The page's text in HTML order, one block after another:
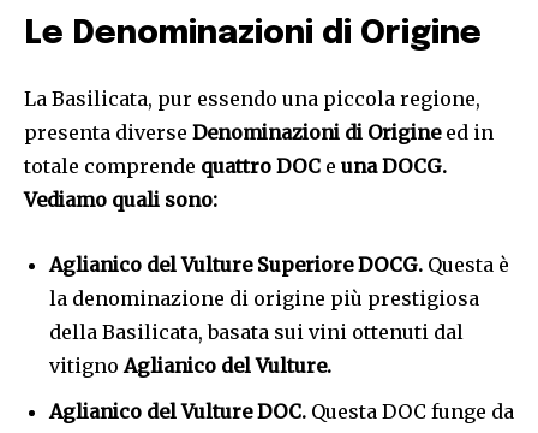
Le Denominazioni di Origine
La Basilicata, pur essendo una piccola regione,
presenta diverse Denominazioni di Origineed in
totale comprende quattro DOC e una DOCG.
Vediamo quali sono:
Aglianico del Vulture Superiore DOCG. Questa è
la denominazione di origine più prestigiosa
della Basilicata, basata sui vini ottenuti dal
vitignoAglianico del Vulture.
Aglianico del Vulture DOC. Questa DOC funge da